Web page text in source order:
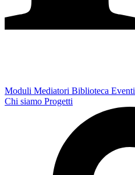
Moduli Mediatori Biblioteca Eventi
Chi siamo Progetti